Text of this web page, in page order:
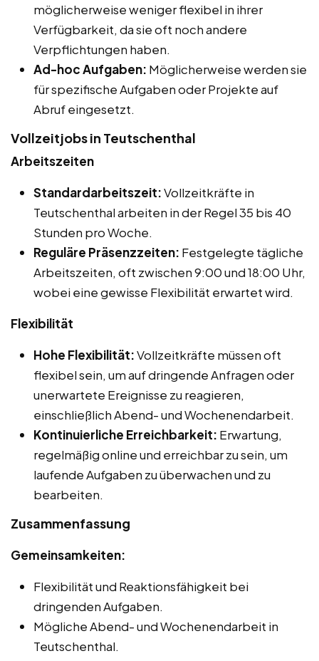
möglicherweise weniger flexibel in ihrer
Verfügbarkeit, da sie oft noch andere
Verpflichtungen haben.
Ad-hoc Aufgaben: Möglicherweise werden sie
für spezifische Aufgaben oder Projekte auf
Abruf eingesetzt.
Vollzeitjobs in Teutschenthal
Arbeitszeiten
Standardarbeitszeit:Vollzeitkräfte in
Teutschenthal arbeiten in der Regel 35 bis 40
Stunden pro Woche.
Reguläre Präsenzzeiten: Festgelegte tägliche
Arbeitszeiten, oft zwischen 9:00 und 18:00 Uhr,
wobei eine gewisse Flexibilität erwartet wird.
Flexibilität
Hohe Flexibilität:Vollzeitkräfte müssen oft
flexibel sein, um auf dringende Anfragen oder
unerwartete Ereignisse zu reagieren,
einschließlich Abend- und Wochenendarbeit.
Kontinuierliche Erreichbarkeit: Erwartung,
regelmäßig online und erreichbar zu sein, um
laufende Aufgaben zu überwachen und zu
bearbeiten.
Zusammenfassung
Gemeinsamkeiten:
Flexibilität und Reaktionsfähigkeit bei
dringenden Aufgaben.
Mögliche Abend- und Wochenendarbeit in
Teutschenthal.